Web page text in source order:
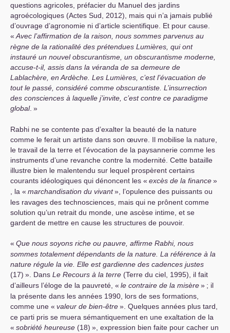
questions agricoles, préfacier du Manuel des jardins
agroécologiques (Actes Sud, 2012), mais qui n’a jamais publié
d’ouvrage d’agronomie ni d’article scientifique. Et pour cause.
« Avec l’affirmation de la raison, nous sommes parvenus au
règne de la rationalité des prétendues Lumières, qui ont
instauré un nouvel obscurantisme, un obscurantisme moderne,
accuse-t-il, assis dans la véranda de sa demeure de
Lablachère, en Ardèche. Les Lumières, c’est l’évacuation de
tout le passé, considéré comme obscurantiste. L’insurrection
des consciences à laquelle j’invite, c’est contre ce paradigme
global. »
Rabhi ne se contente pas d’exalter la beauté de la nature
comme le ferait un artiste dans son œuvre. Il mobilise la nature,
le travail de la terre et l’évocation de la paysannerie comme les
instruments d’une revanche contre la modernité. Cette bataille
illustre bien le malentendu sur lequel prospèrent certains
courants idéologiques qui dénoncent les « excès de la finance»
, la « marchandisation du vivant», l’opulence des puissants ou
les ravages des technosciences, mais qui ne prônent comme
solution qu’un retrait du monde, une ascèse intime, et se
gardent de mettre en cause les structures de pouvoir.
« Que nous soyons riche ou pauvre, affirme Rabhi, nous
sommes totalement dépendants de la nature. La référence à la
nature régule la vie. Elle est gardienne des cadences justes
(17) ». Dans Le Recours à la terre (Terre du ciel, 1995), il fait
d’ailleurs l’éloge de la pauvreté, « le contraire de la misère» ; il
la présente dans les années 1990, lors de ses formations,
comme une « valeur de bien-être». Quelques années plus tard,
ce parti pris se muera sémantiquement en une exaltation de la
« sobriété heureuse (18) », expression bien faite pour cacher un